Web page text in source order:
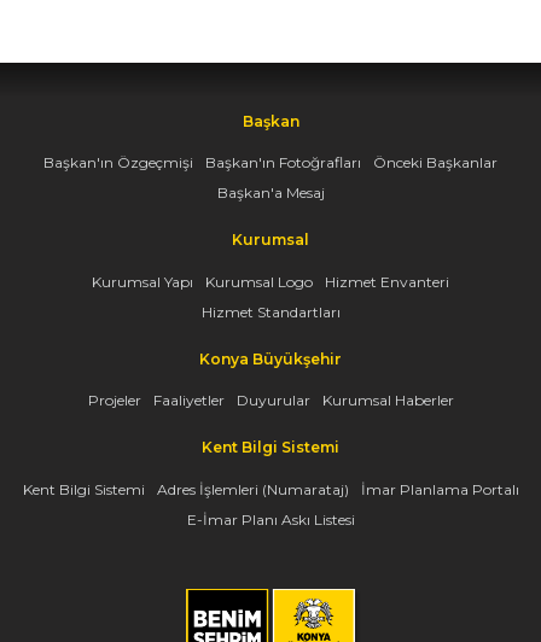
Başkan
Başkan'ın Özgeçmişi Başkan'ın Fotoğrafları
Önceki Başkanlar
Başkan'a Mesaj
Kurumsal
Kurumsal Yapı Kurumsal Logo
Hizmet Envanteri
Hizmet Standartları
Konya Büyükşehir
Projeler Faaliyetler Duyurular Kurumsal Haberler
Kent Bilgi Sistemi
Kent Bilgi Sistemi Adres İşlemleri (Numarataj)
İmar Planlama Portalı
E-İmar Planı Askı Listesi